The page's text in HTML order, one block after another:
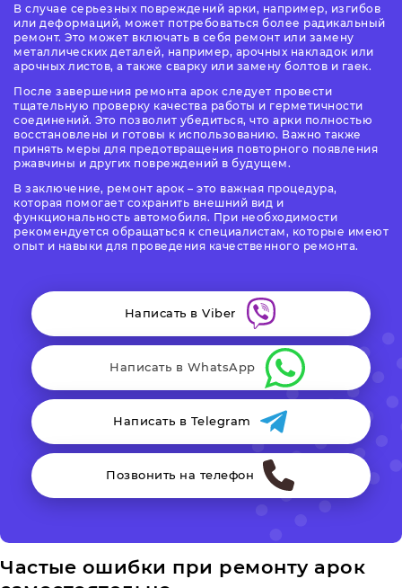
В случае серьезных повреждений арки, например, изгибов
или деформаций, может потребоваться более радикальный
ремонт. Это может включать в себя ремонт или замену
металлических деталей, например, арочных накладок или
арочных листов, а также сварку или замену болтов и гаек.
После завершения ремонта арок следует провести
тщательную проверку качества работы и герметичности
соединений. Это позволит убедиться, что арки полностью
восстановлены и готовы к использованию. Важно также
принять меры для предотвращения повторного появления
ржавчины и других повреждений в будущем.
В заключение, ремонт арок – это важная процедура,
которая помогает сохранить внешний вид и
функциональность автомобиля. При необходимости
рекомендуется обращаться к специалистам, которые имеют
опыт и навыки для проведения качественного ремонта.
Написать в Viber
Написать в WhatsApp
Написать в Telegram
Позвонить на телефон
Частые ошибки при ремонту арок